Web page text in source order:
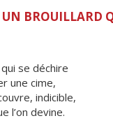
BROUILLARD
se déchire
une cime,
indicible,
l’on devine.